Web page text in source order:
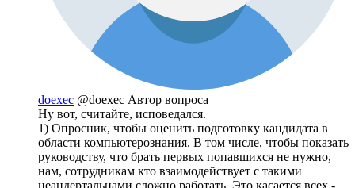
doexec @doexec Автор вопроса
Ну вот, считайте, исповедался.
1) Опросник, чтобы оценить подготовку кандидата в
области компьютерознания. В том числе, чтобы показать
руководству, что брать первых попавшихся не нужно,
нам, сотрудникам кто взаимодействует с такими
неандертальцами сложно работать. Это касается всех -